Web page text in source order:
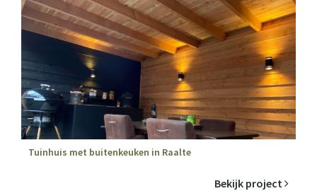
Tuinhuis met buitenkeuken in Raalte
Bekijk project